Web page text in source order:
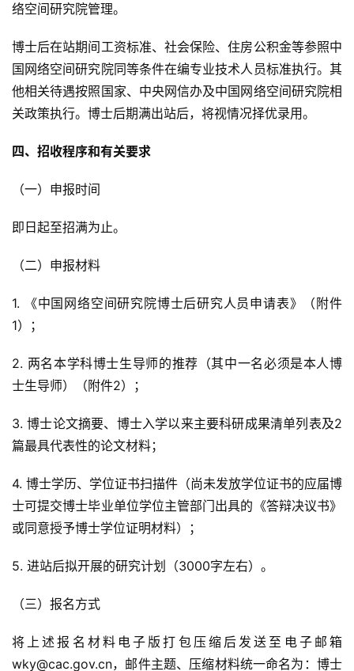
络空间研究院管理。
博士后在站期间工资标准、社会保险、住房公积金等参照中
国网络空间研究院同等条件在编专业技术人员标准执行。其
他相关待遇按照国家、中央网信办及中国网络空间研究院相
关政策执行。博士后期满出站后，将视情况择优录用。
四、招收程序和有关要求
（一）申报时间
即日起至招满为止。
（二）申报材料
1. 《中国网络空间研究院博士后研究人员申请表》（附件
1）；
2. 两名本学科博士生导师的推荐（其中一名必须是本人博
士生导师）（附件2）；
3. 博士论文摘要、博士入学以来主要科研成果清单列表及2
篇最具代表性的论文材料；
4. 博士学历、学位证书扫描件（尚未发放学位证书的应届博
士可提交博士毕业单位学位主管部门出具的《答辩决议书》
或同意授予博士学位证明材料）；
5. 进站后拟开展的研究计划（3000字左右）。
（三）报名方式
将上述报名材料电子版打包压缩后发送至电子邮箱
wky@cac.gov.cn，邮件主题、压缩材料统一命名为：博士